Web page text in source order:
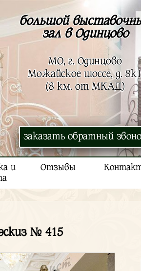
большой
зал в Одинцово
МО, г. Одинцово
Можайское шоссе, д.
(8 км. от МКАД)
заказать обратный
и
Отзывы
№ 415